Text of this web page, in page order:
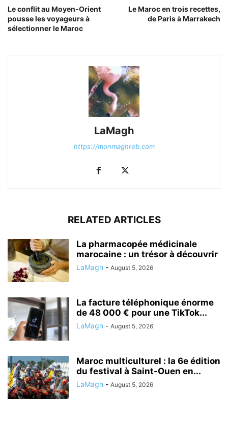
Le conflit au Moyen-Orient
pousse les voyageurs à
sélectionner le Maroc
Le Maroc en trois recettes,
de Paris à Marrakech
LaMagh
https://monmaghreb.com
RELATED ARTICLES
La pharmacopée médicinale
marocaine : un trésor à découvrir
LaMagh - August 5, 2026
La facture téléphonique énorme
de 48 000 € pour une TikTok...
LaMagh - August 5, 2026
Maroc multiculturel : la 6e édition
du festival à Saint-Ouen en...
LaMagh - August 5, 2026